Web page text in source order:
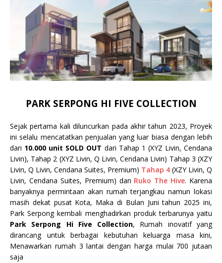
PARK SERPONG HI FIVE COLLECTION
Sejak pertama kali diluncurkan pada akhir tahun 2023, Proyek
ini selalu mencatatkan penjualan yang luar biasa dengan lebih
dari 10.000 unit SOLD OUT dari Tahap 1 (XYZ Livin, Cendana
Livin), Tahap 2 (XYZ Livin, Q Livin, Cendana Livin) Tahap 3 (XZY
Livin, Q Livin, Cendana Suites, Premium) Tahap 4 (XZY Livin, Q
Livin, Cendana Suites, Premium) dan Ruko The Hive. Karena
banyaknya permintaan akan rumah terjangkau namun lokasi
masih dekat pusat Kota, Maka di Bulan Juni tahun 2025 ini,
Park Serpong kembali menghadirkan produk terbarunya yaitu
Park Serpong
Hi Five Collection, Rumah inovatif yang
dirancang untuk berbagai kebutuhan keluarga masa kini,
Menawarkan rumah 3 lantai dengan harga mulai 700 jutaan
saja